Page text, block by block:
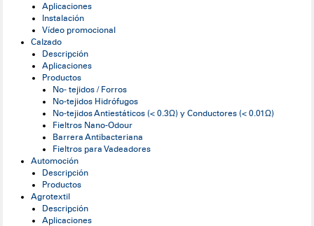
Aplicaciones
Instalación
Vídeo promocional
Calzado
Descripción
Aplicaciones
Productos
No- tejidos / Forros
No-tejidos Hidrófugos
No-tejidos Antiestáticos (< 0.3Ω) y Conductores (< 0.01Ω)
Fieltros Nano-Odour
Barrera Antibacteriana
Fieltros para Vadeadores
Automoción
Descripción
Productos
Agrotextil
Descripción
Aplicaciones